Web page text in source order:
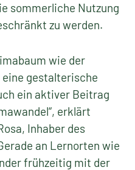
sommerliche Nutzung
zu werden.
wie der
gestalterische
ein aktiver Beitrag
erklärt
Inhaber des
an Lernorten wie
frühzeitig mit der